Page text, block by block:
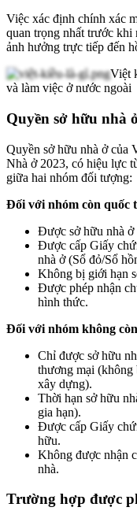
Việc xác định chính xác
quan trọng nhất trước
ảnh hưởng trực tiếp đến
Việt
và làm việc ở nước ngoài
Quyền sở hữu nhà
Quyền sở hữu nhà ở của
Nhà ở 2023, có hiệu lực
giữa hai nhóm đối tượng:
Đối với nhóm còn quốc
Được sở hữu nhà ở
Được cấp Giấy
nhà ở (Sổ đỏ/Sổ
Không bị giới hạn
Được phép nhận
hình thức.
Đối với nhóm không
Chỉ được sở hữu
thương mại (không
xây dựng).
Thời hạn sở hữu
gia hạn).
Được cấp Giấy
hữu.
Không được nhận
nhà.
Trường hợp được